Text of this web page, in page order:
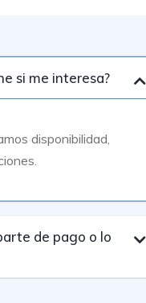
si me interesa?
disponibilidad,
de pago o lo